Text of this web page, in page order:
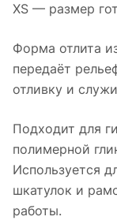
XS — размер
Форма отлита
передаёт
отливку и
Подходит для
полимерной
Используется
шкатулок и
работы.